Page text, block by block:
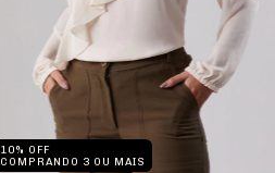
10% OFF
COMPRANDO 3 OU MAIS